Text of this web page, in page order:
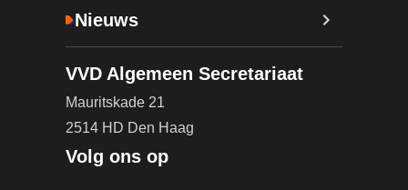
Nieuws
VVD Algemeen Secretariaat
Mauritskade 21
2514 HD Den Haag
Volg ons op